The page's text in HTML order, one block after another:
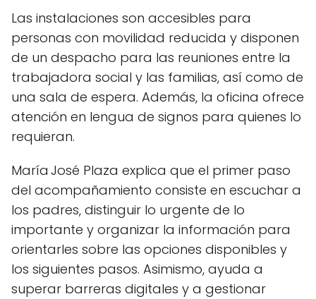
Las instalaciones son accesibles para
personas con movilidad reducida y disponen
de un despacho para las reuniones entre la
trabajadora social y las familias, así como de
una sala de espera. Además, la oficina ofrece
atención en lengua de signos para quienes lo
requieran.
María José Plaza explica que el primer paso
del acompañamiento consiste en escuchar a
los padres, distinguir lo urgente de lo
importante y organizar la información para
orientarles sobre las opciones disponibles y
los siguientes pasos. Asimismo, ayuda a
superar barreras digitales y a gestionar